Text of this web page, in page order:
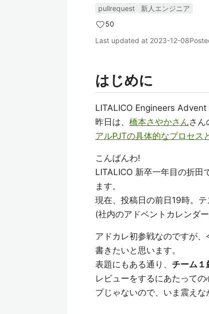
pullrequest
新人エンジニア
50
Last updated at 2023-12-08
はじめに
LITALICO Engineers Advent
昨日は、 橋本さやかさんさん
アルPJTの具体的なプロセス
こんばんわ!
LITALICO 新卒一年目の折田
ます。
現在、投稿日の前日19時。
(社内のアドベントカレンダ
アドカレ初参戦なのですが
書きたいと思います。
表題にもある通り、 チーム１
レビューをするにあたって
プじゃないので、いま震えな